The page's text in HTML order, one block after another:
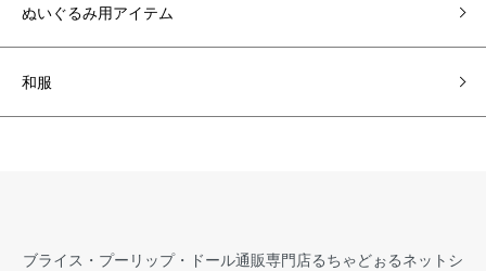
ぬいぐるみ用アイテム
和服
ブライス・プーリップ・ドール通販専門店るちゃどぉるネットシ